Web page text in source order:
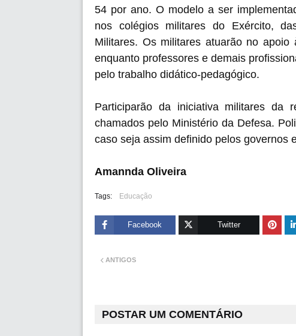
54 por ano. O modelo a ser
nos colégios militares do Exército,
Militares. Os militares atuarão no
enquanto professores e demais
pelo trabalho didático-pedagógico.
Participarão da iniciativa militares da
chamados pelo Ministério da Defesa.
caso seja assim definido pelos governos
Amannda Oliveira
Tags: Educação
Facebook Twitter
ANTIGOS
POSTAR UM COMENTÁRIO